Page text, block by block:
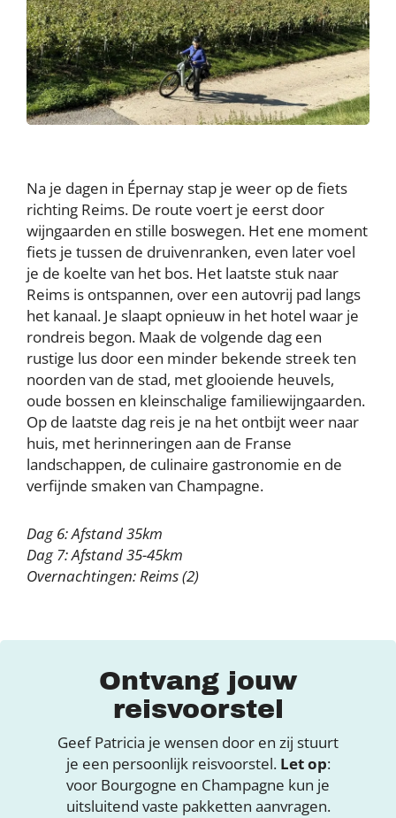
Na je dagen in Épernay stap je weer op de fiets
richting Reims. De route voert je eerst door
wijngaarden en stille boswegen. Het ene moment
fiets je tussen de druivenranken, even later voel
je de koelte van het bos. Het laatste stuk naar
Reims is ontspannen, over een autovrij pad langs
het kanaal. Je slaapt opnieuw in het hotel waar je
rondreis begon. Maak de volgende dag een
rustige lus door een minder bekende streek ten
noorden van de stad, met glooiende heuvels,
oude bossen en kleinschalige familiewijngaarden.
Op de laatste dag reis je na het ontbijt weer naar
huis, met herinneringen aan de Franse
landschappen, de culinaire gastronomie en de
verfijnde smaken van Champagne.
Dag 6: Afstand 35km
Dag 7: Afstand 35-45km
Overnachtingen: Reims (2)
Ontvang jouw
reisvoorstel
Geef Patricia je wensen door en zij stuurt
je een persoonlijk reisvoorstel. Let op:
voor Bourgogne en Champagne kun je
uitsluitend vaste pakketten aanvragen.